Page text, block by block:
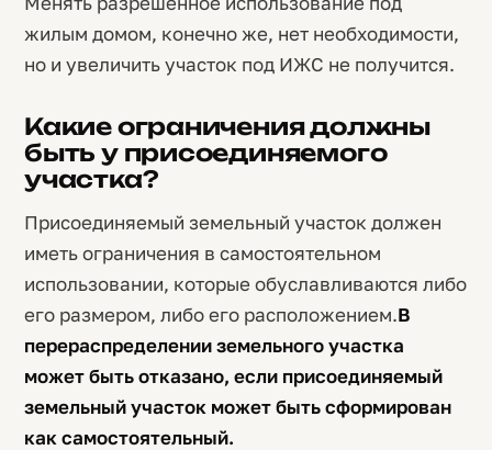
жилым домом, конечно же, нет необходимости,
но и увеличить участок под ИЖС не получится.
Какие ограничения должны
быть у присоединяемого
участка?
Присоединяемый земельный участок должен
иметь ограничения в самостоятельном
использовании, которые обуславливаются либо
его размером, либо его расположением.В
перераспределении земельного участка
может быть отказано, если присоединяемый
земельный участок может быть сформирован
как самостоятельный.